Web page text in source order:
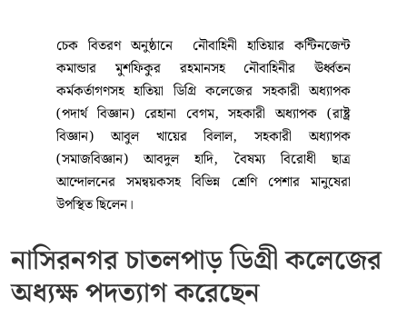
চেক বিতরণ অনুষ্ঠানে নৌবাহিনী হাতিয়ার কন্টিনজেন্ট
কমান্ডার মুশফিকুর রহমানসহ নৌবাহিনীর ঊর্ধ্বতন
কর্মকর্তাগণসহ হাতিয়া ডিগ্রি কলেজের সহকারী অধ্যাপক
(পদার্থ বিজ্ঞান) রেহানা বেগম, সহকারী অধ্যাপক (রাষ্ট্র
বিজ্ঞান) আবুল খায়ের বিলাল, সহকারী অধ্যাপক
(সমাজবিজ্ঞান) আবদুল হাদি, বৈষম্য বিরোধী ছাত্র
আন্দোলনের সমন্বয়কসহ বিভিন্ন শ্রেণি পেশার মানুষেরা
উপস্থিত ছিলেন।
নাসিরনগর চাতলপাড় ডিগ্রী কলেজের
অধ্যক্ষ পদত্যাগ করেছেন